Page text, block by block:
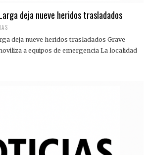
deja nueve heridos trasladados
deja nueve heridos trasladados Grave
a equipos de emergencia La localidad